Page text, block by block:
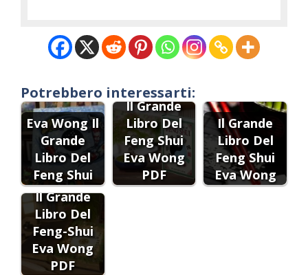
Potrebbero interessarti:
Eva Wong Il
Grande
Libro Del
Feng Shui
Il Grande
Libro Del
Feng Shui
Eva Wong
PDF
Il Grande
Libro Del
Feng Shui
Eva Wong
Il Grande
Libro Del
Feng-Shui
Eva Wong
PDF